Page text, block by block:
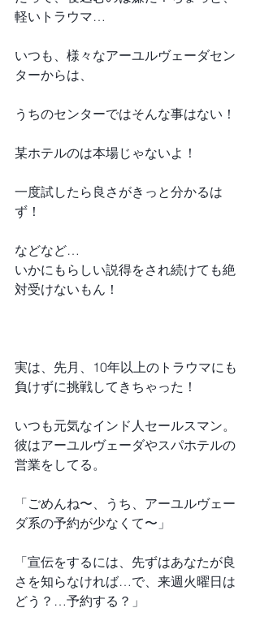
軽いトラウマ…
いつも、様々なアーユルヴェーダセン
ターからは、
うちのセンターではそんな事はない！
某ホテルのは本場じゃないよ！
一度試したら良さがきっと分かるは
ず！
などなど…
いかにもらしい説得をされ続けても絶
対受けないもん！
実は、先月、10年以上のトラウマにも
負けずに挑戦してきちゃった！
いつも元気なインド人セールスマン。
彼はアーユルヴェーダやスパホテルの
営業をしてる。
「ごめんね〜、うち、アーユルヴェー
ダ系の予約が少なくて〜」
「宣伝をするには、先ずはあなたが良
さを知らなければ…で、来週火曜日は
どう？…予約する？」